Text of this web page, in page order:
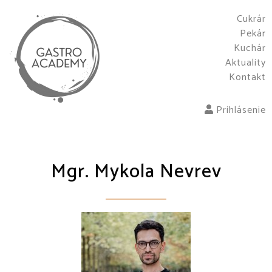
Cukrár
Pekár
Kuchár
Aktuality
Kontakt
Prihlásenie
Mgr. Mykola Nevrev